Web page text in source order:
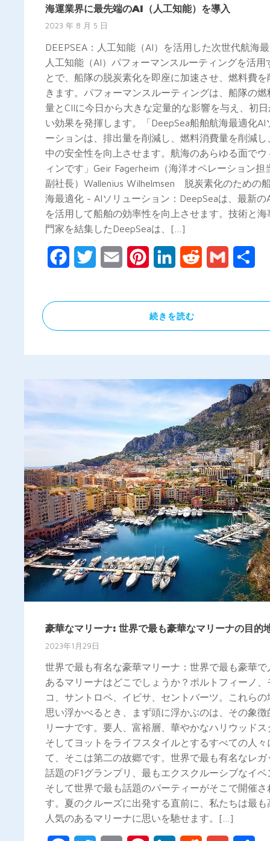
海運業界に最先端のAI（人工知能）を導入
2023 年 8 月 5 日
DEEPSEA：人工知能（AI）を活用した次世代航
人工知能（AI）パフォーマンスルーティングを活用
とで、船隊の脱炭素化を即座に加速させ、燃料費を
きます。パフォーマンスルーティングは、船隊の燃
量とCIIに今日から大きな定量的な影響を与え、初
い効果を発揮します。「DeepSea船舶航海最適化AI
ーションは、排出量を削減し、燃料消費量を削減し
中の安全性を向上させます。航海のあらゆる面でウ
ィンです」Geir Fagerheim（海洋オペレーション担
副社長）Wallenius Wilhelmsen 脱炭素化のための
海最適化 - AIソリューション：DeepSeaは、最新の
を活用して船舶の効率性を向上させます。技術と海
門家を結集したDeepSeaは、[…]
FacebookTwitter Email PinterestLinkedIn Reddit Gmail
続きを読む
豪華なマリーナ: 世界で最も豪華なマリーナの目的
2023年1月29日
世界で最も有名な豪華マリーナ：世界で最も豪華で
あるマリーナはどこでしょうか？ポルトフィーノ、
コ、サントロペ、イビサ、セントバーツ。これらの
思い浮かべるとき、まず頭に浮かぶのは、その象徴
リーナです。要人、富裕層、華やかなハリウッドス
そしてヨットをライフスタイルとするすべての人々
て、そこは第二の故郷です。世界で最も有名なレガ
話題のF1グランプリ、最もエクスクルーシブなイベ
そして世界で最も話題のパーティーがそこで開催さ
す。夏のクルーズに出発する直前に、私たちは最も
人気のあるマリーナに思いを馳せます。[…]